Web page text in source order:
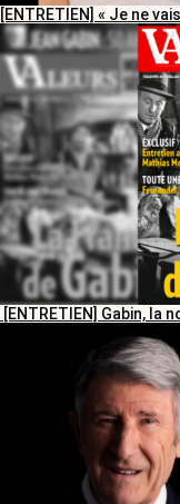
[ENTRETIEN] « Je ne
[ENTRETIEN] Gabin, la